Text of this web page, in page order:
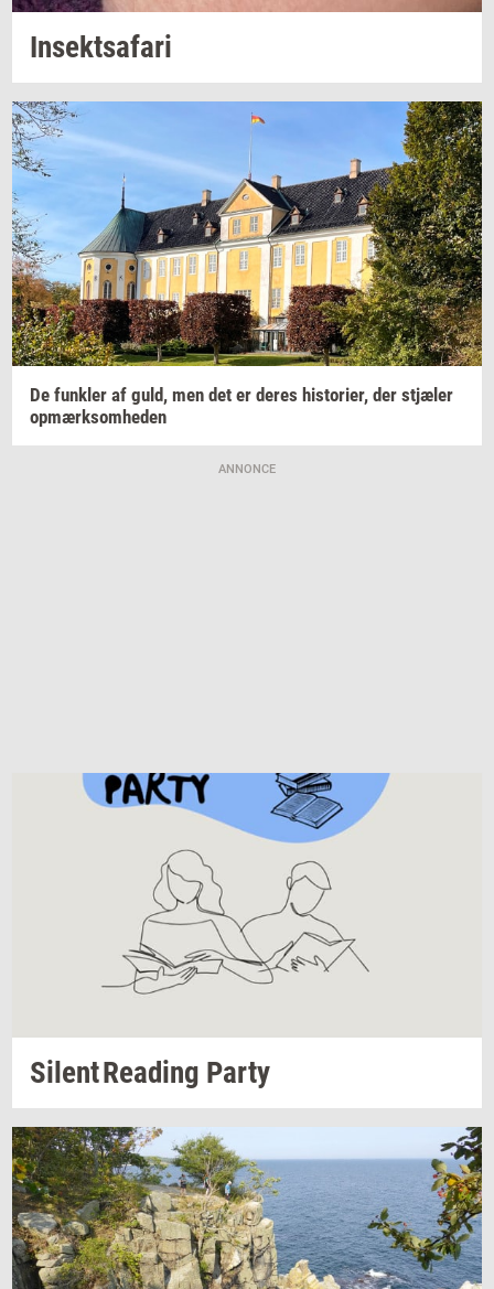
In­sekt­s­a­fa­ri
De funk­ler af guld, men det er deres hi­sto­ri­er, der stjæ­ler
op­mærk­som­he­den
ANNONCE
Si­lent Re­a­ding Party